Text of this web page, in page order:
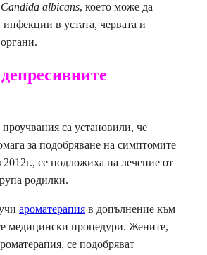
Candida albicans, което може да
в устата, червата и
са установили, че
за подобряване на симптомите
се подложиха на лечение от
родилки.
ароматерапия в допълнение към
медицински процедури. Жените,
се подобряват